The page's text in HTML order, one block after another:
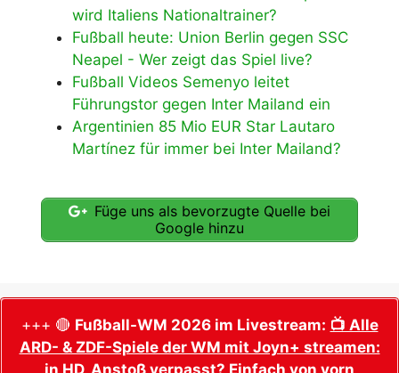
wird Italiens Nationaltrainer?
Fußball heute: Union Berlin gegen SSC
Neapel - Wer zeigt das Spiel live?
Fußball Videos Semenyo leitet
Führungstor gegen Inter Mailand ein
Argentinien 85 Mio EUR Star Lautaro
Martínez für immer bei Inter Mailand?
Füge uns als bevorzugte Quelle bei
Google hinzu
+++ 🔴 Fußball-WM 2026 im Livestream: 📺 Alle
ARD- & ZDF-Spiele der WM mit Joyn+ streamen:
in HD, Anstoß verpasst? Einfach von vorn